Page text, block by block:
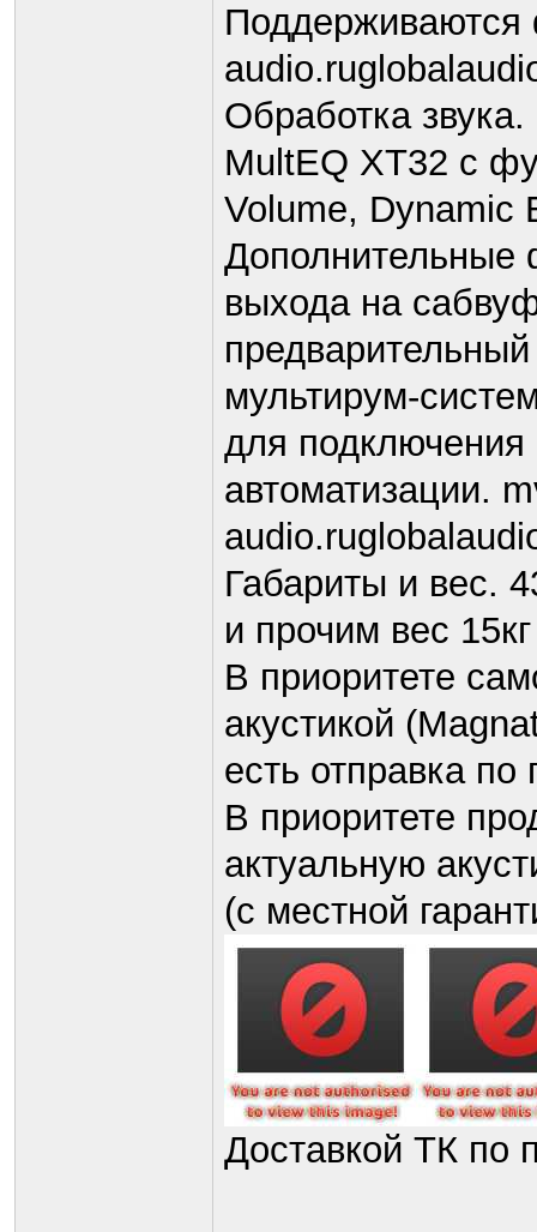
Поддерживаются
Обработка
MultEQ XT32 с
Volume, Dynamic
Дополнительные
выхода на
мультирум-
для
автоматизации.
Габариты и вес.
и прочим вес
В приоритете
акустикой
есть отправка
В приоритете
актуальную
(с местной
Доставкой ТК по